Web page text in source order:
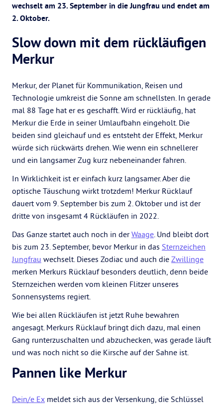
wechselt am 23. September in die Jungfrau und endet am
2. Oktober.
Slow down mit dem rückläufigen
Merkur
Merkur, der Planet für Kommunikation, Reisen und
Technologie umkreist die Sonne am schnellsten. In gerade
mal 88 Tage hat er es geschafft. Wird er rückläufig, hat
Merkur die Erde in seiner Umlaufbahn eingeholt. Die
beiden sind gleichauf und es entsteht der Effekt, Merkur
würde sich rückwärts drehen. Wie wenn ein schnellerer
und ein langsamer Zug kurz nebeneinander fahren.
In Wirklichkeit ist er einfach kurz langsamer. Aber die
optische Täuschung wirkt trotzdem! Merkur Rücklauf
dauert vom 9. September bis zum 2. Oktober und ist der
dritte von insgesamt 4 Rückläufen in 2022.
Das Ganze startet auch noch in derWaage. Und bleibt dort
bis zum 23. September, bevor Merkur in das Sternzeichen
Jungfrau wechselt. Dieses Zodiac und auch die Zwillinge
merken Merkurs Rücklauf besonders deutlich, denn beide
Sternzeichen werden vom kleinen Flitzer unseres
Sonnensystems regiert.
Wie bei allen Rückläufen ist jetzt Ruhe bewahren
angesagt. Merkurs Rücklauf bringt dich dazu, mal einen
Gang runterzuschalten und abzuchecken, was gerade läuft
und was noch nicht so die Kirsche auf der Sahne ist.
Pannen like Merkur
Dein/e Ex meldet sich aus der Versenkung, die Schlüssel